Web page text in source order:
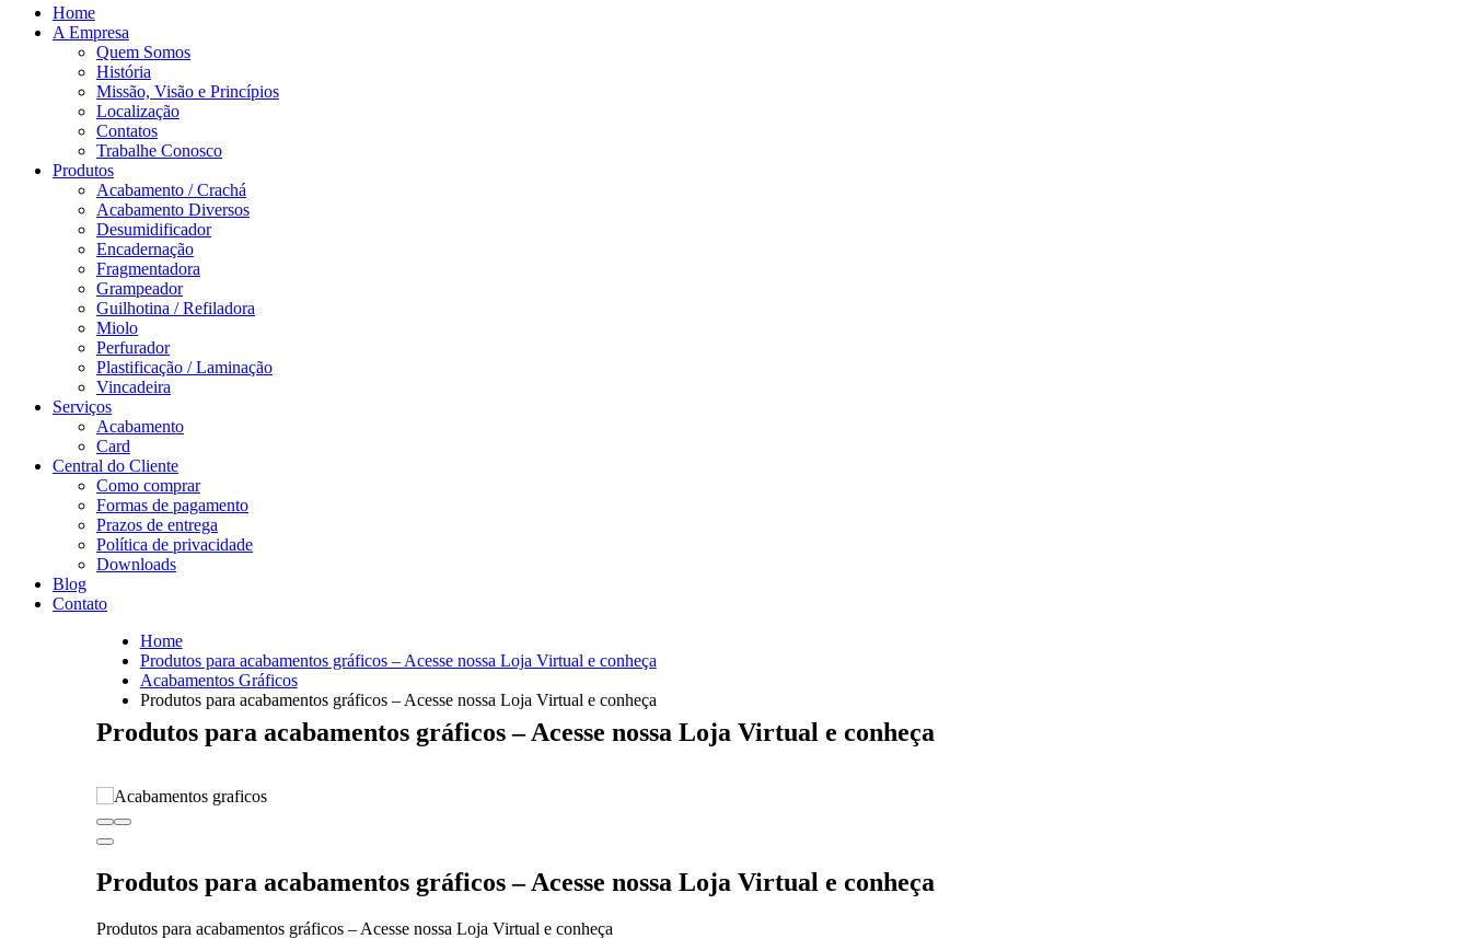
Home
A Empresa
Quem Somos
História
Missão, Visão e Princípios
Localização
Contatos
Trabalhe Conosco
Produtos
Acabamento / Crachá
Acabamento Diversos
Desumidificador
Encadernação
Fragmentadora
Grampeador
Guilhotina / Refiladora
Miolo
Perfurador
Plastificação / Laminação
Vincadeira
Serviços
Acabamento
Card
Central do Cliente
Como comprar
Formas de pagamento
Prazos de entrega
Política de privacidade
Downloads
Blog
Contato
Home
Produtos para acabamentos gráficos – Acesse nossa Loja Virtual e conheça
Acabamentos Gráficos
Produtos para acabamentos gráficos – Acesse nossa Loja Virtual e conheça
Produtos para acabamentos gráficos – Acesse nossa Loja Virtual e conheça
Produtos para acabamentos gráficos – Acesse nossa Loja Virtual e conheça
Produtos para acabamentos gráficos – Acesse nossa Loja Virtual e conheça